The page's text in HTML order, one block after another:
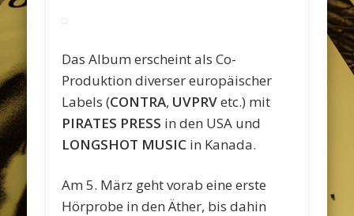
Das Album erscheint als Co-
Produktion diverser europäischer
Labels (CONTRA, UVPRVetc.) mit
PIRATES PRESS in den USA und
LONGSHOT MUSIC in Kanada.
Am 5. März geht vorab eine erste
Hörprobe in den Äther, bis dahin